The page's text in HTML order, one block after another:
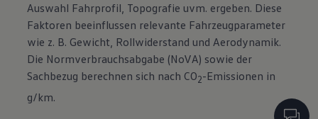
Auswahl Fahrprofil, Topografie uvm. ergeben. Diese
Faktoren beeinflussen relevante Fahrzeugparameter
wie z. B. Gewicht, Rollwiderstand und Aerodynamik.
Die Normverbrauchsabgabe (NoVA) sowie der
Sachbezug berechnen sich nach CO2-Emissionen in
g/km.